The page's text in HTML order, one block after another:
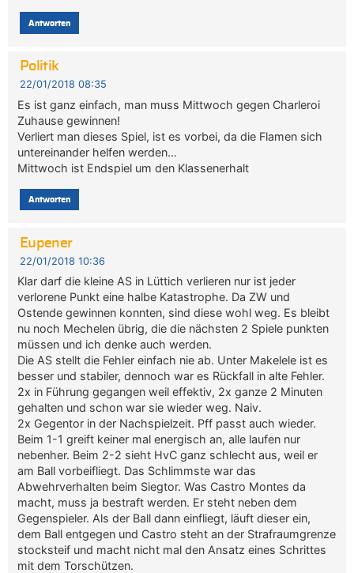
Antworten
Politik
22/01/2018 08:35
Es ist ganz einfach, man muss Mittwoch gegen Charleroi
Zuhause gewinnen!
Verliert man dieses Spiel, ist es vorbei, da die Flamen sich
untereinander helfen werden…
Mittwoch ist Endspiel um den Klassenerhalt
Antworten
Eupener
22/01/2018 10:36
Klar darf die kleine AS in Lüttich verlieren nur ist jeder
verlorene Punkt eine halbe Katastrophe. Da ZW und
Ostende gewinnen konnten, sind diese wohl weg. Es bleibt
nu noch Mechelen übrig, die die nächsten 2 Spiele punkten
müssen und ich denke auch werden.
Die AS stellt die Fehler einfach nie ab. Unter Makelele ist es
besser und stabiler, dennoch war es Rückfall in alte Fehler.
2x in Führung gegangen weil effektiv, 2x ganze 2 Minuten
gehalten und schon war sie wieder weg. Naiv.
2x Gegentor in der Nachspielzeit. Pff passt auch wieder.
Beim 1-1 greift keiner mal energisch an, alle laufen nur
nebenher. Beim 2-2 sieht HvC ganz schlecht aus, weil er
am Ball vorbeifliegt. Das Schlimmste war das
Abwehrverhalten beim Siegtor. Was Castro Montes da
macht, muss ja bestraft werden. Er steht neben dem
Gegenspieler. Als der Ball dann einfliegt, läuft dieser ein,
dem Ball entgegen und Castro steht an der Strafraumgrenze
stocksteif und macht nicht mal den Ansatz eines Schrittes
mit dem Torschützen.